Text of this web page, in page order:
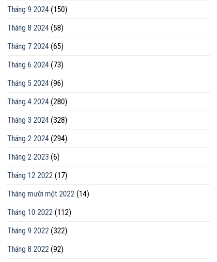
Tháng 9 2024 (150)
Tháng 8 2024 (58)
Tháng 7 2024 (65)
Tháng 6 2024 (73)
Tháng 5 2024 (96)
Tháng 4 2024 (280)
Tháng 3 2024 (328)
Tháng 2 2024 (294)
Tháng 2 2023 (6)
Tháng 12 2022 (17)
Tháng mười một 2022 (14)
Tháng 10 2022 (112)
Tháng 9 2022 (322)
Tháng 8 2022 (92)